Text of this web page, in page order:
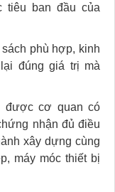
tiêu ban đầu của
phù hợp, kinh
đúng giá trị mà
được cơ quan có
nhận đủ điều
xây dựng cùng
máy móc thiết bị